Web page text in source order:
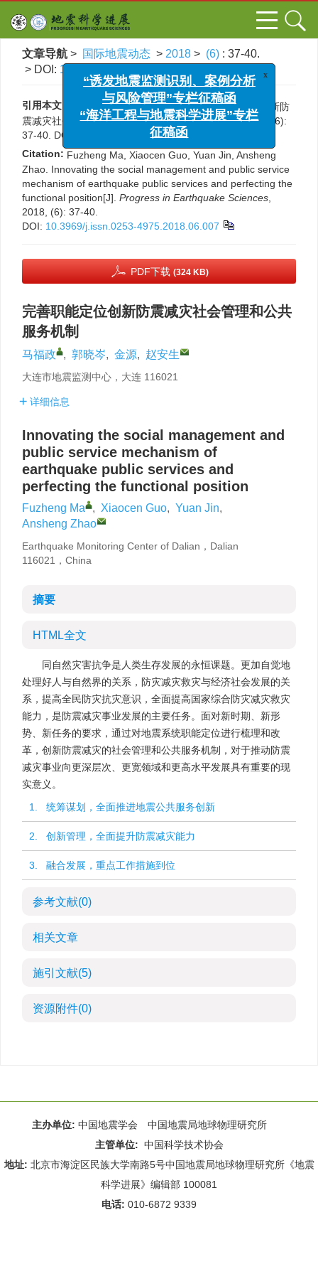
文章导航 > 国际地震动态 > 2018 > (6) : 37-40.
> DOI: 10.3969/j.issn.0253-4975.2018.06.007
引用本文:
马福政, 郭晓岑, 金源, 赵安生. 完善职能定位创新防
震减灾社会管理和公共服务机制[J]. 国际地震动态, 2018, (6):
37-40. DOI:
10.3969/j.issn.0253-4975.2018.06.007
Citation: Fuzheng Ma, Xiaocen Guo, Yuan Jin, Ansheng
Zhao. Innovating the social management and public service
mechanism of earthquake public services and perfecting the
functional position[J]. Progress in Earthquake Sciences
2018, (6): 37-40.
DOI: 10.3969/j.issn.0253-4975.2018.06.007
PDF下载 (324 KB)
完善职能定位创新防震减灾社会管理和公共
服务机制
马福政 , 郭晓岑, 金源, 赵安生
大连市地震监测中心，大连 116021
详细信息
Innovating the social management and
public service mechanism of
earthquake public services and
perfecting the functional position
Fuzheng Ma , Xiaocen Guo, Yuan Jin,
Ansheng Zhao
Earthquake Monitoring Center of Dalian，Dalian
116021，China
摘要
HTML全文
同自然灾害抗争是人类生存发展的永恒课题。更加自觉地
处理好人与自然界的关系，防灾减灾救灾与经济社会发展的关
系，提高全民防灾抗灾意识，全面提高国家综合防灾减灾救灾
能力，是防震减灾事业发展的主要任务。面对新时期、新形
势、新任务的要求，通过对地震系统职能定位进行梳理和改
革，创新防震减灾的社会管理和公共服务机制，对于推动防震
减灾事业向更深层次、更宽领域和更高水平发展具有重要的现
实意义。
1. 统筹谋划，全面推进地震公共服务创新
2. 创新管理，全面提升防震减灾能力
3. 融合发展，重点工作措施到位
参考文献(0)
相关文章
施引文献(5)
资源附件(0)
主办单位: 中国地震学会 中国地震局地球物理研究所
主管单位: 中国科学技术协会
地址: 北京市海淀区民族大学南路5号中国地震局地球物理研究所《地震
科学进展》编辑部 100081
电话: 010-6872 9339
“诱发地震监测识别、案例分析
与风险管理”专栏征稿函
“海洋工程与地震科学进展”专栏
征稿函